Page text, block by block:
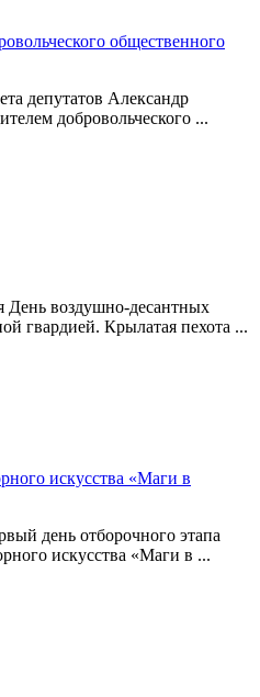
общественного
депутатов Александр
добровольческого ...
День воздушно-десантных
гвардией. Крылатая пехота ...
искусства «Маги в
день отборочного этапа
искусства «Маги в ...